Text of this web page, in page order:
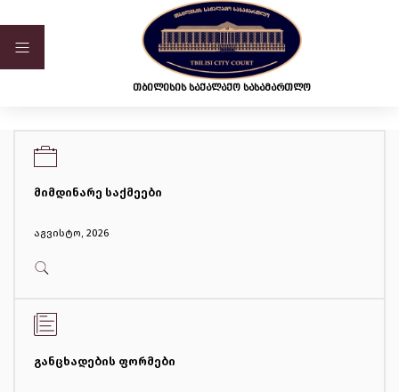
ვებ-გვერდი მუშაობს სატესტო რეჟიმში
თბილისის საქალაქო სასამართლო
მიმდინარე საქმეები
აგვისტო, 2026
განცხადების ფორმები